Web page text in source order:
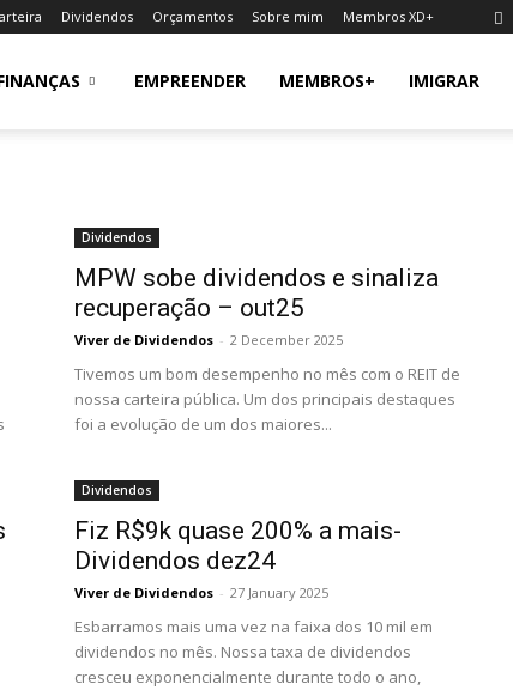
Dividendos Orçamentos Sobre mim Membros XD+
EMPREENDER MEMBROS+ IMIGRAR
Dividendos
MPW sobe dividendos e sinaliza
recuperação – out25
Viver de Dividendos - 2 December 2025
Tivemos um bom desempenho no mês com o REIT de
nossa carteira pública. Um dos principais destaques
foi a evolução de um dos maiores...
Dividendos
Fiz R$9k quase 200% a mais-
Dividendos dez24
Viver de Dividendos - 27 January 2025
Esbarramos mais uma vez na faixa dos 10 mil em
dividendos no mês. Nossa taxa de dividendos
cresceu exponencialmente durante todo o ano,